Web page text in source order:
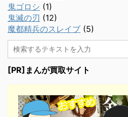
鬼ゴロシ (1)
鬼滅の刃 (12)
魔都精兵のスレイブ (5)
[PR]まんが買取サイト